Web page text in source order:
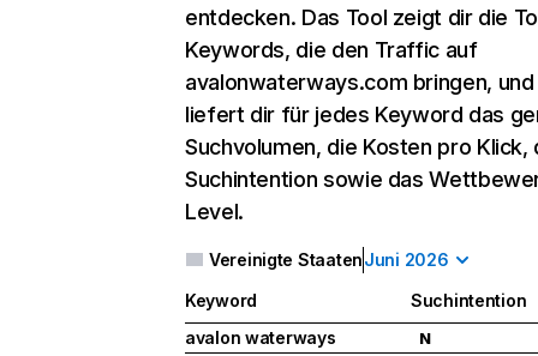
entdecken. Das Tool zeigt dir die
Keywords, die den Traffic auf
avalonwaterways.com bringen, und
liefert dir für jedes Keyword das
Suchvolumen, die Kosten pro Klick,
Suchintention sowie das
Level.
Vereinigte StaatenJuni 2026
Keyword
Suchintention
avalon waterways
N